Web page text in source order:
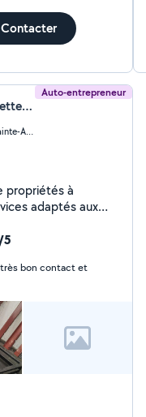
Contacter
Auto-entrepreneur
Jean-Jacques Tribet (Bettercalljj)
Lavault-Sainte-Anne (Lavault-Sainte-Anne)
propriétés à
adaptés aux
qualité et la
5
bon contact et